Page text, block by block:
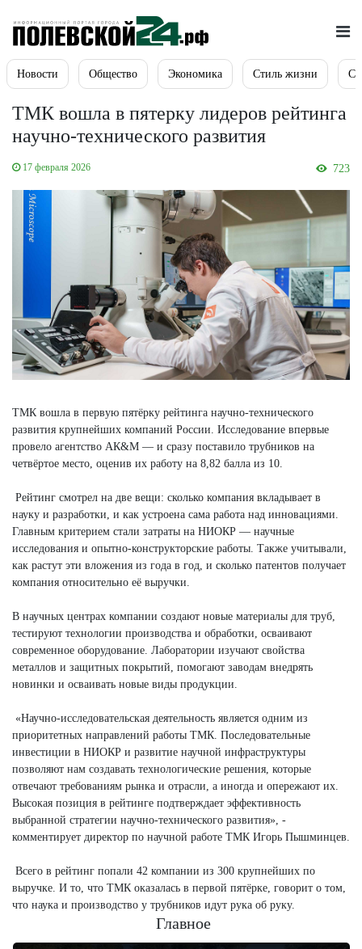
Новости Общество Экономика Стиль жизни
ТМК вошла в пятерку лидеров рейтинга
научно-технического развития
17 февраля 2026 723
ТМК вошла в первую пятёрку рейтинга научно-технического
развития крупнейших компаний России. Исследование впервые
провело агентство АК&М — и сразу поставило трубников на
четвёртое место, оценив их работу на 8,82 балла из 10.
Рейтинг смотрел на две вещи: сколько компания вкладывает в
науку и разработки, и как устроена сама работа над инновациями.
Главным критерием стали затраты на НИОКР — научные
исследования и опытно-конструкторские работы. Также учитывали,
как растут эти вложения из года в год, и сколько патентов получает
компания относительно её выручки.
В научных центрах компании создают новые материалы для труб,
тестируют технологии производства и обработки, осваивают
современное оборудование. Лаборатории изучают свойства
металлов и защитных покрытий, помогают заводам внедрять
новинки и осваивать новые виды продукции.
«Научно-исследовательская деятельность является одним из
приоритетных направлений работы ТМК. Последовательные
инвестиции в НИОКР и развитие научной инфраструктуры
позволяют нам создавать технологические решения, которые
отвечают требованиям рынка и отрасли, а иногда и опережают их.
Высокая позиция в рейтинге подтверждает эффективность
выбранной стратегии научно-технического развития», -
комментирует директор по научной работе ТМК Игорь Пышминцев.
Всего в рейтинг попали 42 компании из 300 крупнейших по
выручке. И то, что ТМК оказалась в первой пятёрке, говорит о том,
что наука и производство у трубников идут рука об руку.
Главное